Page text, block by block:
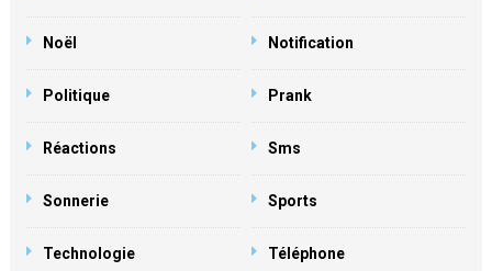
Noël Notification
Politique Prank
Réactions Sms
Sonnerie Sports
Technologie Téléphone